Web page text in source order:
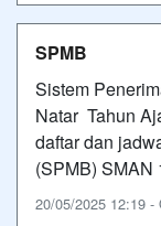
SPMB
Sistem
Natar Tahun
daftar dan
(SPMB) SMAN
20/05/2025 12:19 -